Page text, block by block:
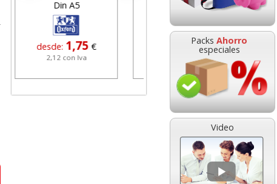
PacksAhorro
especiales
Video
8,16 con Iva
borrable tipo veleda
desde:0,69 €
0,83 con Iva
colores escolares
3,49 €
4,22 con Iva